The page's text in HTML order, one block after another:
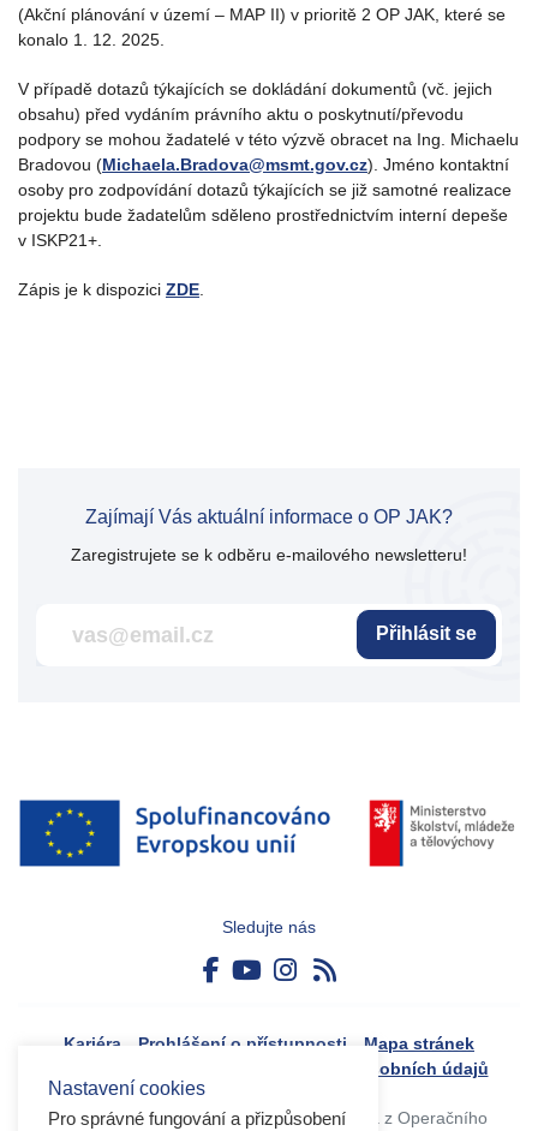
(Akční plánování v území – MAP II) v prioritě 2 OP JAK, které se
konalo 1. 12. 2025.
V případě dotazů týkajících se dokládání dokumentů (vč. jejich
obsahu) před vydáním právního aktu o poskytnutí/převodu
podpory se mohou žadatelé v této výzvě obracet na Ing. Michaelu
Bradovou (Michaela.Bradova@msmt.gov.cz). Jméno kontaktní
osoby pro zodpovídání dotazů týkajících se již samotné realizace
projektu bude žadatelům sděleno prostřednictvím interní depeše
v ISKP21+.
Zápis je k dispozici ZDE
Zajímají Vás aktuální informace o OP JAK?
Zaregistrujete se k odběru e-mailového newsletteru!
Přihlásit se
Sledujte nás
Kariéra Prohlášení o přístupnosti
Mapa stránek
Zásady ochrany osobních údajů
Tvorba webového portálu byla financovaná z Operačního
Nastavení cookies
Pro správné fungování a přizpůsobení